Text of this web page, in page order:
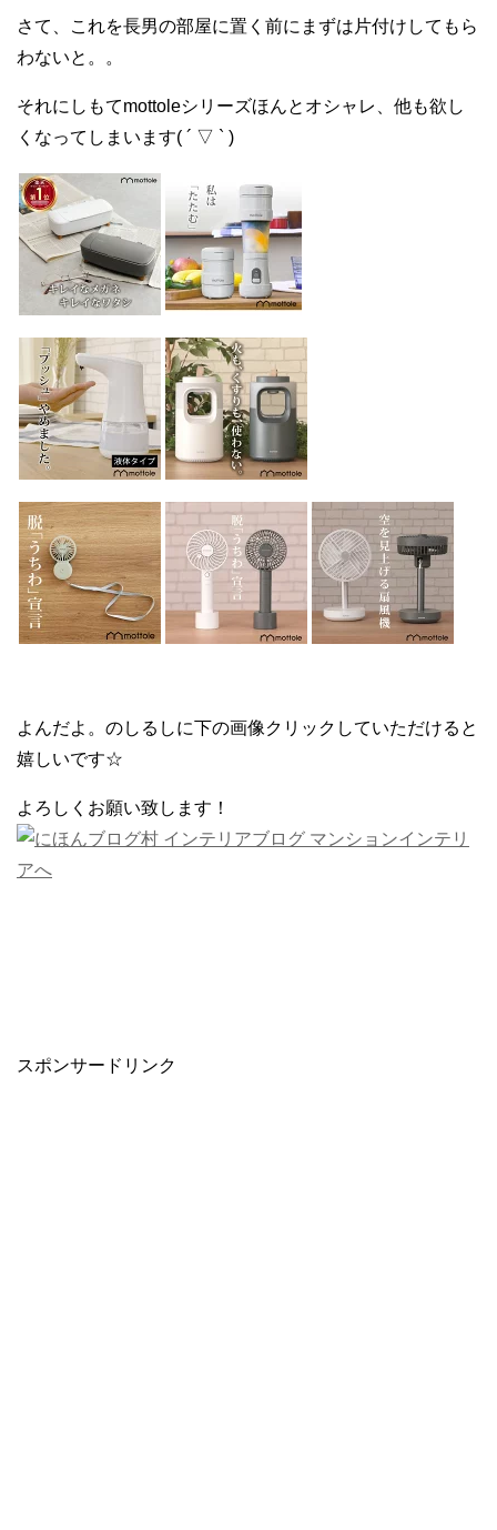
さて、これを長男の部屋に置く前にまずは片付けしてもら
わないと。。
それにしもてmottoleシリーズほんとオシャレ、他も欲し
くなってしまいます( ´ ▽ ` )
よんだよ。のしるしに下の画像クリックしていただけると
嬉しいです☆
よろしくお願い致します！
スポンサードリンク